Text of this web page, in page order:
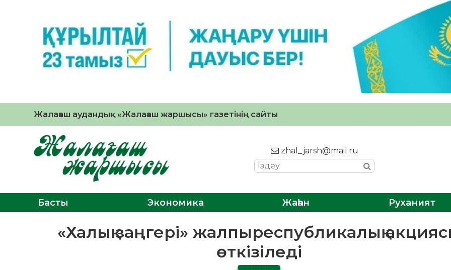
Жалағаш аудандық «Жалағаш жаршысы» газетінің сайты
zhal_jarsh@mail.ru
Басты Экономика Жаһан Руханият
«Халық заңгері» жалпыреспубликалық
өткізіледі